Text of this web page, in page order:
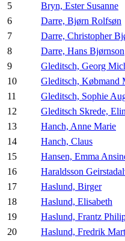
5
Bryn, Ester Susanne
6
Darre, Bjørn Rolfsøn
7
Darre, Christopher
8
Darre, Hans Bjørnson
9
Gleditsch, Georg
10
Gleditsch, Købmand
11
Gleditsch, Sophie
12
Gleditsch Skrede,
13
Hanch, Anne Marie
14
Hanch, Claus
15
Hansen, Emma
16
Haraldsson
17
Haslund, Birger
18
Haslund, Elisabeth
19
Haslund, Frantz
20
Haslund, Fredrik